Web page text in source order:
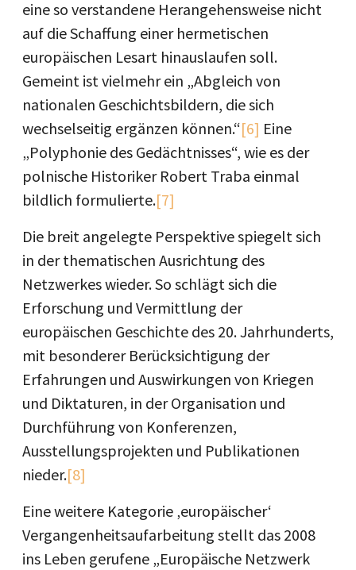
eine so verstandene Herangehensweise nicht
auf die Schaffung einer hermetischen
europäischen Lesart hinauslaufen soll.
Gemeint ist vielmehr ein „Abgleich von
nationalen Geschichtsbildern, die sich
wechselseitig ergänzen können.“[6] Eine
„Polyphonie des Gedächtnisses“, wie es der
polnische Historiker Robert Traba einmal
bildlich formulierte.[7]
Die breit angelegte Perspektive spiegelt sich
in der thematischen Ausrichtung des
Netzwerkes wieder. So schlägt sich die
Erforschung und Vermittlung der
europäischen Geschichte des 20. Jahrhunderts,
mit besonderer Berücksichtigung der
Erfahrungen und Auswirkungen von Kriegen
und Diktaturen, in der Organisation und
Durchführung von Konferenzen,
Ausstellungsprojekten und Publikationen
nieder.[8]
Eine weitere Kategorie ‚europäischer‘
Vergangenheitsaufarbeitung stellt das 2008
ins Leben gerufene „Europäische Netzwerk